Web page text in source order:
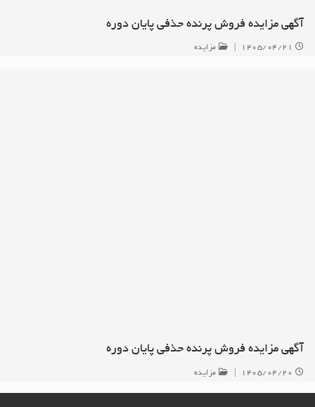
آگهی مزایده فروش پرنده حذفی پایان دوره
۱۴۰۵/۰۴/۲۱ مزایده
آگهی مزایده فروش پرنده حذفی پایان دوره
۱۴۰۵/۰۴/۲۰ مزایده